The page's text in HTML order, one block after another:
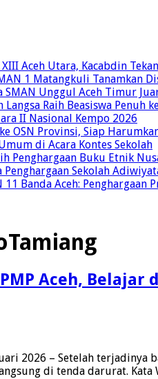
Aceh Utara, Kacabdin
1 Matangkuli Tanamkan
SMAN Unggul Aceh Timur
Raih Beasiswa Penuh
II Nasional Kempo 2026
OSN Provinsi, Siap
di Acara Kontes Sekolah
Penghargaan Buku Etnik
Sekolah
Banda Aceh: Penghargaan
Aceh, Belajar
2026 – Setelah
di tenda darurat.